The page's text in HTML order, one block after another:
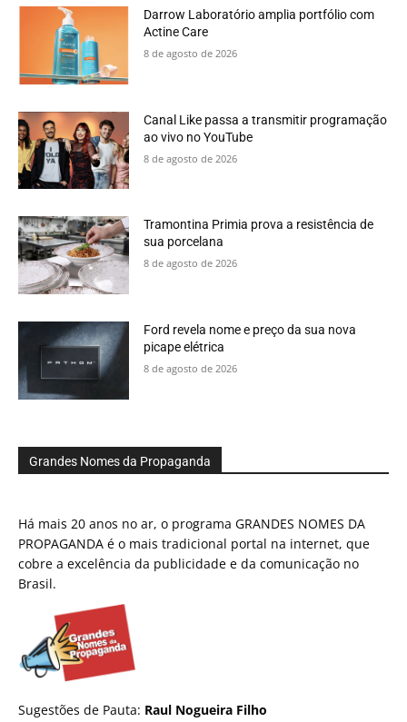
Darrow Laboratório amplia portfólio com
Actine Care
8 de agosto de 2026
Canal Like passa a transmitir programação
ao vivo no YouTube
8 de agosto de 2026
Tramontina Primia prova a resistência de
sua porcelana
8 de agosto de 2026
Ford revela nome e preço da sua nova
picape elétrica
8 de agosto de 2026
Grandes Nomes da Propaganda
Há mais 20 anos no ar, o programa GRANDES NOMES DA
PROPAGANDA é o mais tradicional portal na internet, que
cobre a excelência da publicidade e da comunicação no
Brasil.
Sugestões de Pauta: Raul Nogueira Filho